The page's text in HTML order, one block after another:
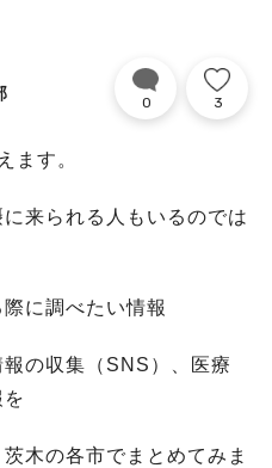
0 3
ます。
来られる人もいるのでは
に調べたい情報
の収集（SNS）、医療
木の各市でまとめてみま